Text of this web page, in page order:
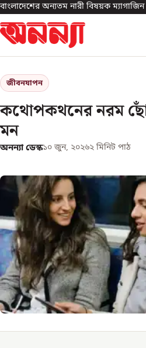
বাংলাদেশের অন্যতম নারী বিষয়ক ম্যাগাজিন
জীবনযাপন
কথোপকথনের নরম
মন
অনন্যা ডেস্ক১০ জুন, ২০২৬২ মিনিট পাঠ